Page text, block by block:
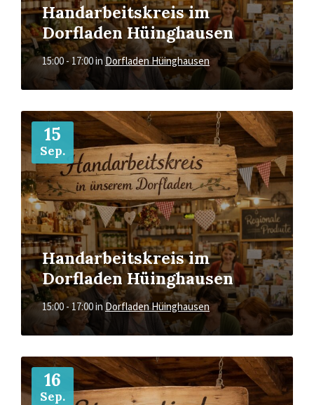
Handarbeitskreis im
Dorfladen Hüinghausen
15:00 - 17:00in Dorfladen Hüinghausen
15
Sep.
Handarbeitskreis im
Dorfladen Hüinghausen
15:00 - 17:00in Dorfladen Hüinghausen
Mehr
16
Sep.
Mehr